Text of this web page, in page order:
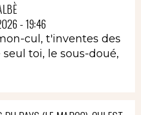
- 19:46
cul, t'inventes des
toi, le sous-doué,